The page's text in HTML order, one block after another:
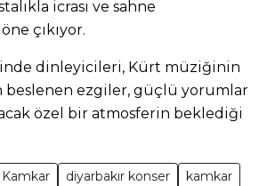
icrası ve sahne
çıkıyor.
dinleyicileri, Kürt müziğinin
ezgiler, güçlü yorumlar
özel bir atmosferin beklediği
diyarbakır konser kamkar